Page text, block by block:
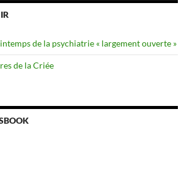
de la psychiatrie « largement ouverte »
de la Criée